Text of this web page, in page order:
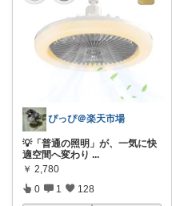
ぴっぴ＠楽天市場
💡「普通の照明」が、一気に快
適空間へ変わり ...
￥ 2,780
0 1 128